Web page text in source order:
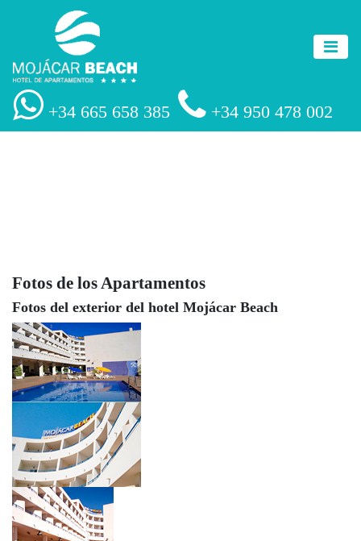
+34 950 478 002
+34 665 658 385
Fotos de los Apartamentos
Fotos del exterior del hotel Mojácar Beach